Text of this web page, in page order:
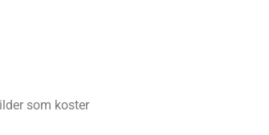
som koster